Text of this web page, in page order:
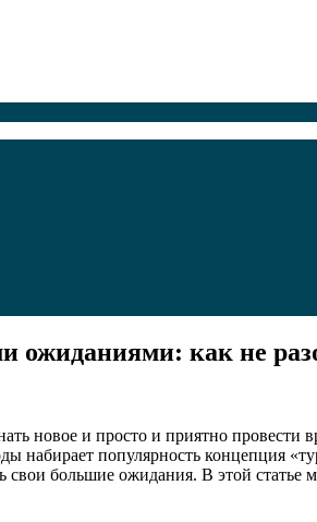
как не
новое и просто и приятно провести
набирает популярность концепция
большие ожидания. В этой